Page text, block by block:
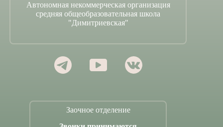
Автономная некоммерческая организация
средняя общеобразовательная школа
"Димитриевская"
Заочное отделение